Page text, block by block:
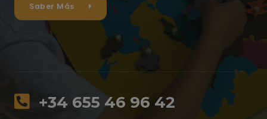
Saber Más
+34 655 46 96 42